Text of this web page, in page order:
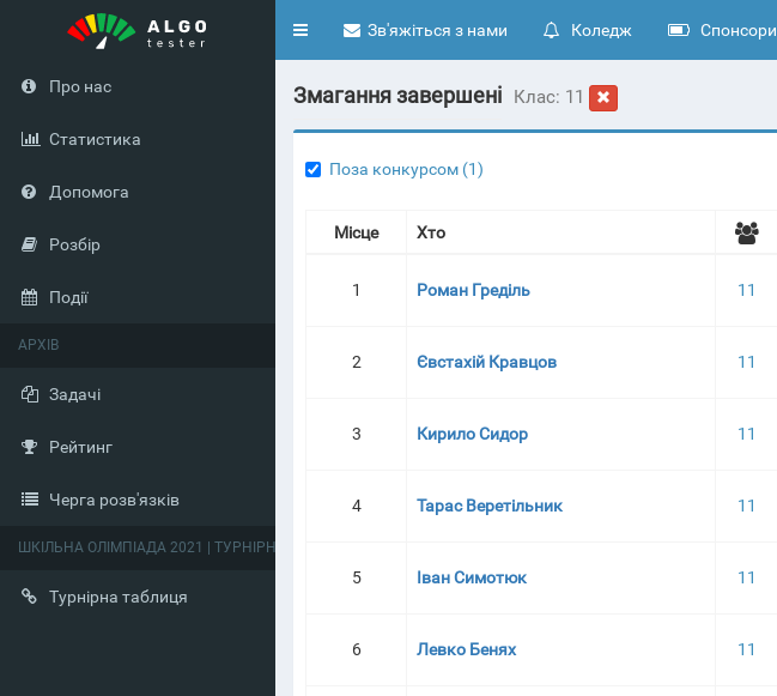
Toggle
Зв'яжіться з нами Коледж Спонсори
Про нас
Статистика
Допомога
Розбір
Події
АРХІВ
Задачі
Рейтинг
Черга розв'язків
ШКІЛЬНА ОЛІМПІАДА 2021 | ТУРНІРНА ТАБЛИЦЯ
Турнірна таблиця
Змагання завершені Клас: 11
Поза конкурсом (1)
Місце Хто
1 Роман Греділь 11
2 Євстахій Кравцов 11
3 Кирило Сидор 11
4 Тарас Веретільник 11
5 Іван Симотюк 11
6 Левко Бенях 11